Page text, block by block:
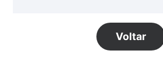
Voltar